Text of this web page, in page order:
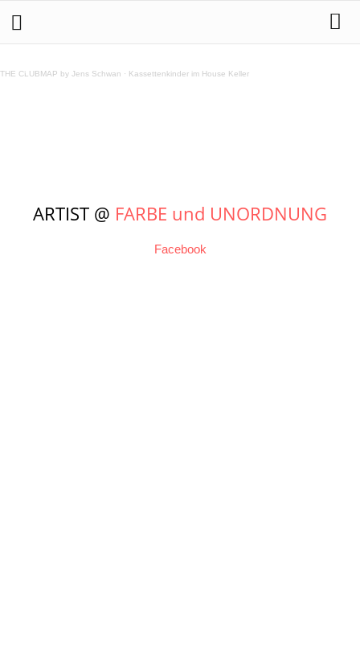
THE CLUBMAP by Jens Schwan · Kassettenkinder im House Keller
ARTIST @ FARBE und UNORDNUNG
Facebook